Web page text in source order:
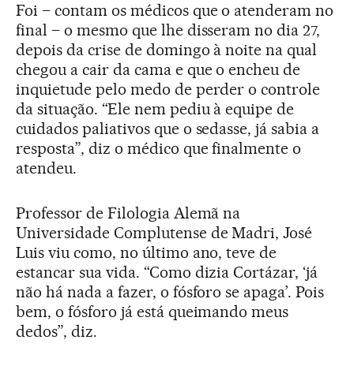
Foi – contam os médicos que o atenderam no
final – o mesmo que lhe disseram no dia 27,
depois da crise de domingo à noite na qual
chegou a cair da cama e que o encheu de
inquietude pelo medo de perder o controle
da situação. “Ele nem pediu à equipe de
cuidados paliativos que o sedasse, já sabia a
resposta”, diz o médico que finalmente o
atendeu.
Professor de Filologia Alemã na
Universidade Complutense de Madri, José
Luis viu como, no último ano, teve de
estancar sua vida. “Como dizia Cortázar, ‘já
não há nada a fazer, o fósforo se apaga’. Pois
bem, o fósforo já está queimando meus
dedos”, diz.